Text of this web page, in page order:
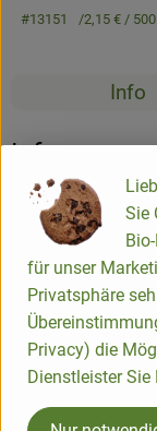
#13151 2,15 €/
Info
Info
500g im Glas
Zutaten
Sie
für unser
Privatsphäre
Privacy) die
Dienstleister Sie